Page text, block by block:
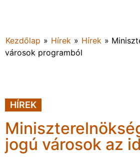
Kezdőlap » Hírek » Hírek »
városok programból
HÍREK
jogú városok az